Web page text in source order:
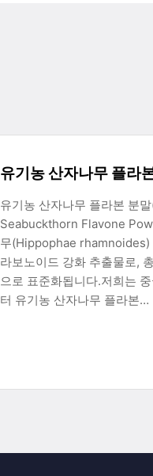
유기농 산자나무 플라
유기농 산자나무 플라본 분
Seabuckthorn Flavone
무(Hippophae rhamnoides)
라보노이드 강화 추출물로,
으로 표준화됩니다.저희는
터 유기농 산자나무 플라본…